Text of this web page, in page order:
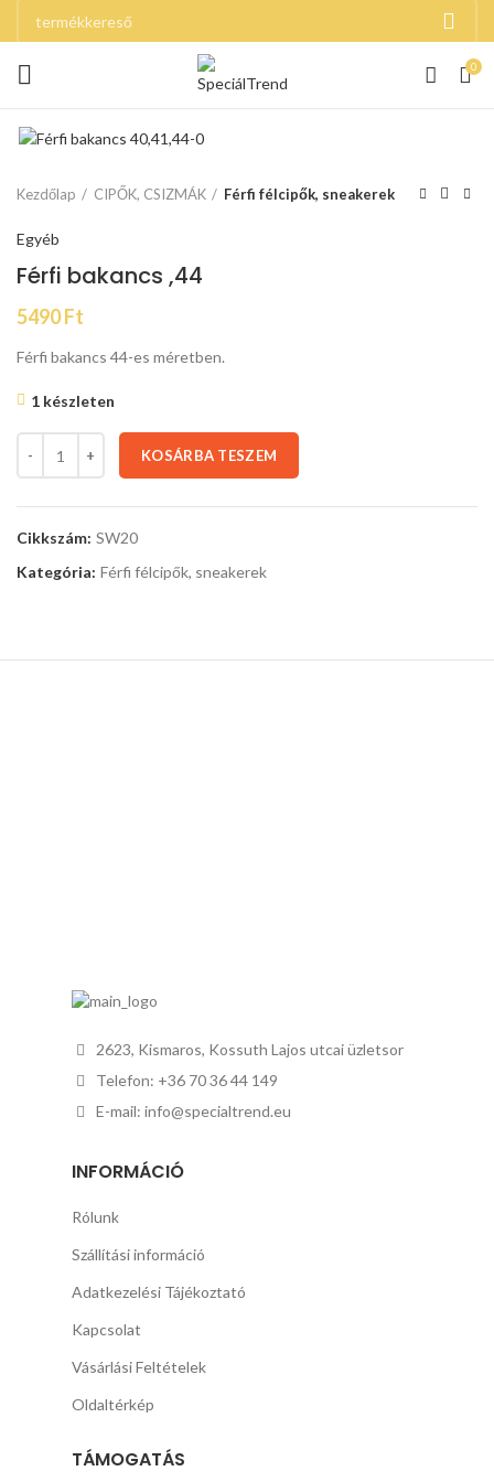
0
Kezdőlap CIPŐK, CSIZMÁK Férfi félcipők, sneakerek
Egyéb
Férfi bakancs ,44
5490Ft
Férfi bakancs 44-es méretben.
1 készleten
KOSÁRBA TESZEM
Cikkszám: SW20
Kategória: Férfi félcipők, sneakerek
2623, Kismaros, Kossuth Lajos utcai üzletsor
Telefon: +36 70 36 44 149
E-mail: info@specialtrend.eu
INFORMÁCIÓ
Rólunk
Szállítási információ
Adatkezelési Tájékoztató
Kapcsolat
Vásárlási Feltételek
Oldaltérkép
TÁMOGATÁS